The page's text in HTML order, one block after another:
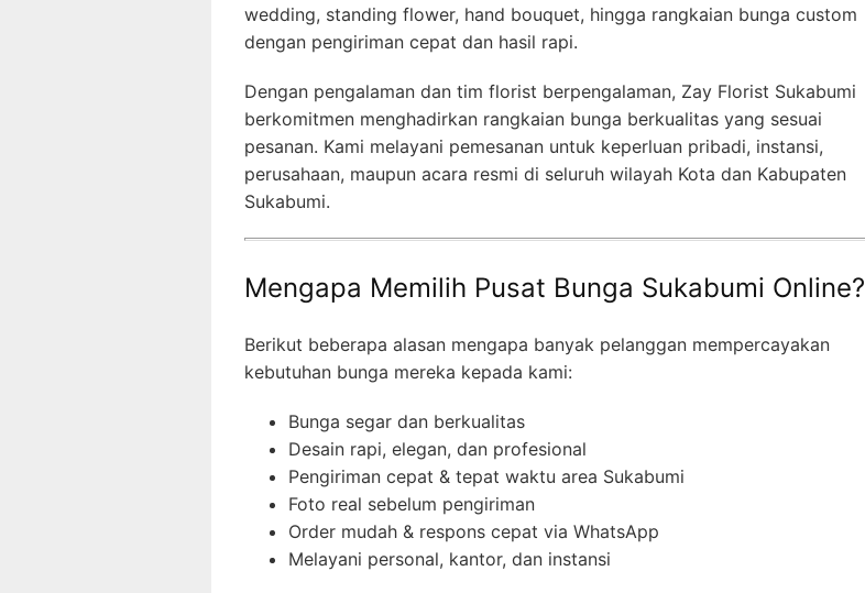
wedding, standing flower, hand bouquet, hingga rangkaian bunga custom
dengan pengiriman cepat dan hasil rapi.
Dengan pengalaman dan tim florist berpengalaman, Zay Florist Sukabumi
berkomitmen menghadirkan rangkaian bunga berkualitas yang sesuai
pesanan. Kami melayani pemesanan untuk keperluan pribadi, instansi,
perusahaan, maupun acara resmi di seluruh wilayah Kota dan Kabupaten
Sukabumi.
Mengapa Memilih Pusat Bunga Sukabumi Online?
Berikut beberapa alasan mengapa banyak pelanggan mempercayakan
kebutuhan bunga mereka kepada kami:
Bunga segar dan berkualitas
Desain rapi, elegan, dan profesional
Pengiriman cepat & tepat waktu area Sukabumi
Foto real sebelum pengiriman
Order mudah & respons cepat via WhatsApp
Melayani personal, kantor, dan instansi